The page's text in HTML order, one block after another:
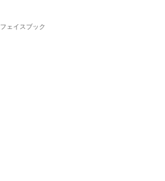
フェイスブック